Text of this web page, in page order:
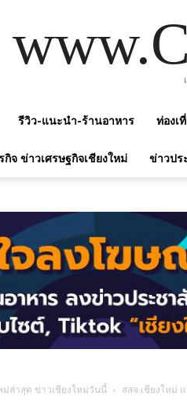
รีวิว-แนะนำ-ร้านอาหาร ท่องเ
จ ข่าวเศรษฐกิจเชียงใหม่ ข่าวปร
ม่ล่าสุด ข่าวเชียงใหม่วันนี้
สสจ.เชียงใหม่